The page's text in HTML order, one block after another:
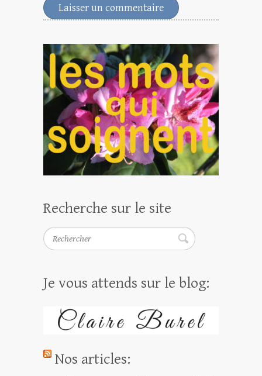
Recherche sur le site
Rechercher
Je vous attends sur le blog:
Nos articles: